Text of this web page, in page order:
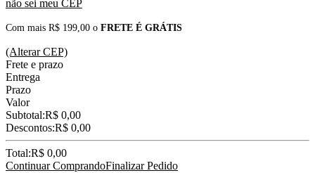
não sei meu CEP
Com mais R$ 199,00 o FRETE É GRÁTIS
(Alterar CEP)
Frete e prazo
Entrega
Prazo
Valor
Subtotal:R$ 0,00
Descontos:R$ 0,00
Total:R$ 0,00
Continuar ComprandoFinalizar Pedido